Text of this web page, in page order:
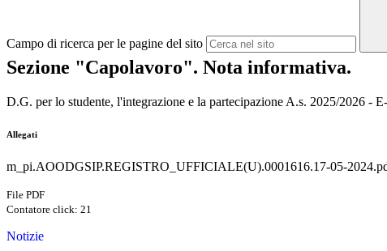
Campo di ricerca per le pagine del sito
Sezione "Capolavoro". Nota informativa.
D.G. per lo studente, l'integrazione e la partecipazione A.s. 2025/2026
Allegati
m_pi.AOODGSIP.REGISTRO_UFFICIALE(U).0001616.17-05-
File PDF
Contatore click: 21
Notizie